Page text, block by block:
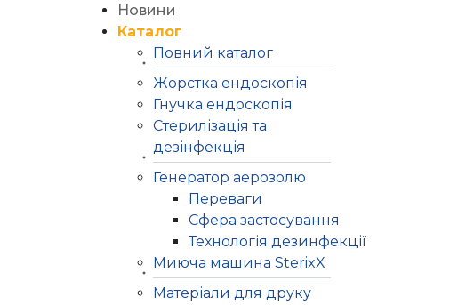
Новини
Каталог
Повний каталог
Жорстка ендоскопія
Гнучка ендоскопія
Стерилізація та
дезінфекція
Генератор аерозолю
Переваги
Сфера застосування
Технологія дезинфекції
Миюча машина SterixX
Матеріали для друку